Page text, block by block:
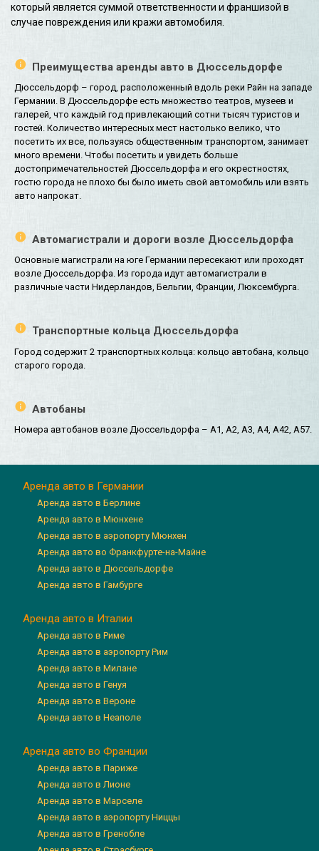
который является суммой ответственности и франшизой в
случае повреждения или кражи автомобиля.
Преимущества аренды авто в Дюссельдорфе
Дюссельдорф – город, расположенный вдоль реки Райн на западе
Германии. В Дюссельдорфе есть множество театров, музеев и
галерей, что каждый год привлекающий сотни тысяч туристов и
гостей. Количество интересных мест настолько велико, что
посетить их все, пользуясь общественным транспортом, занимает
много времени. Чтобы посетить и увидеть больше
достопримечательностей Дюссельдорфа и его окрестностях,
гостю города не плохо бы было иметь свой автомобиль или взять
авто напрокат.
Автомагистрали и дороги возле Дюссельдорфа
Основные магистрали на юге Германии пересекают или проходят
возле Дюссельдорфа. Из города идут автомагистрали в
различные части Нидерландов, Бельгии, Франции, Люксембурга.
Транспортные кольца Дюссельдорфа
Город содержит 2 транспортных кольца: кольцо автобана, кольцо
старого города.
Автобаны
Номера автобанов возле Дюссельдорфа – A1, A2, A3, A4, A42, A57.
Аренда авто в Германии
Аренда авто в Берлине
Аренда авто в Мюнхене
Аренда авто в аэропорту Мюнхен
Аренда авто во Франкфурте-на-Майне
Аренда авто в Дюссельдорфе
Аренда авто в Гамбурге
Аренда авто в Италии
Аренда авто в Риме
Аренда авто в аэропорту Рим
Аренда авто в Милане
Аренда авто в Генуя
Аренда авто в Вероне
Аренда авто в Неаполе
Аренда авто во Франции
Аренда авто в Париже
Аренда авто в Лионе
Аренда авто в Марселе
Аренда авто в аэропорту Ниццы
Аренда авто в Гренобле